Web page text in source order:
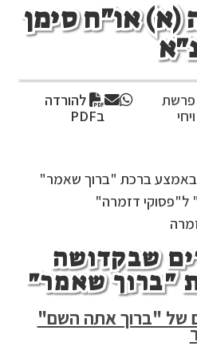
(א) או"ח סימן
פרשת
ויחי
להורדה
בPDF
באמצע ברכת "ברוך שאמר"
ל"פסוקי דזמרה"
שבקדושה
"ברוך שאמר"
של "ברוך אתה השם"